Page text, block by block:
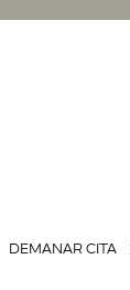
DEMANAR CITA